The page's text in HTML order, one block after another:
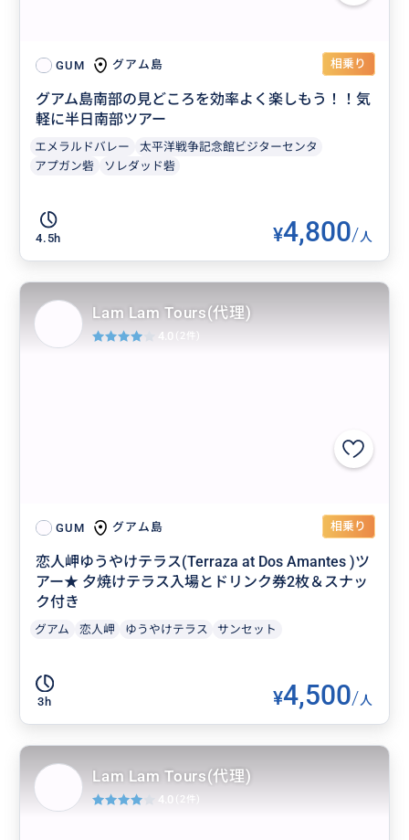
GUM グアム島 相乗り
グアム島南部の見どころを効率よく楽しもう！！気
軽に半日南部ツアー
エメラルドバレー
太平洋戦争記念館ビジターセンタ
アプガン砦
ソレダッド砦
4.5h ¥4,800/人
GUM グアム島 相乗り
恋人岬ゆうやけテラス(Terraza at Dos Amantes )ツ
アー★ 夕焼けテラス入場とドリンク券2枚＆スナッ
ク付き
グアム 恋人岬 ゆうやけテラス サンセット
3h ¥4,500/人
Lam Lam Tours(代理)
4.0 (2件)
Lam Lam Tours(代理)
4.0 (2件)